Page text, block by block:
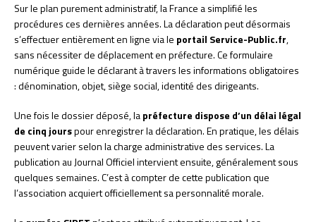
Sur le plan purement administratif, la France a simplifié les
procédures ces dernières années. La déclaration peut désormais
s’effectuer entièrement en ligne via le portail Service-Public.fr,
sans nécessiter de déplacement en préfecture. Ce formulaire
numérique guide le déclarant à travers les informations obligatoires
: dénomination, objet, siège social, identité des dirigeants.
Une fois le dossier déposé, lapréfecture dispose d’un délai légal
de cinq jourspour enregistrer la déclaration. En pratique, les délais
peuvent varier selon la charge administrative des services. La
publication au Journal Officiel intervient ensuite, généralement sous
quelques semaines. C’est à compter de cette publication que
l’association acquiert officiellement sa personnalité morale.